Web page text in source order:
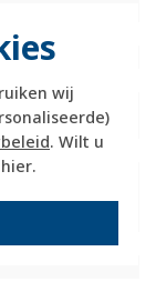
wij
. Wilt u
hier.